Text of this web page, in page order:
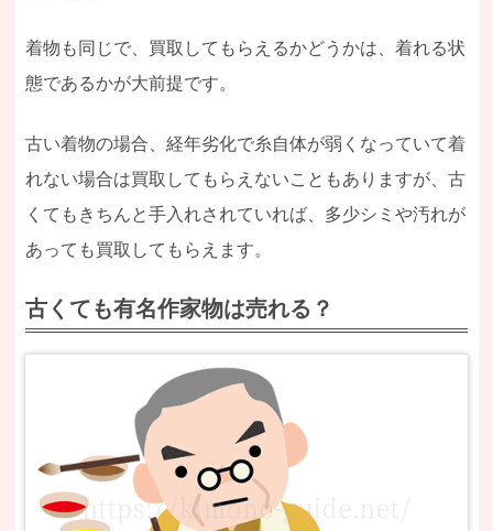
着物も同じで、買取してもらえるかどうかは、着れる状
態であるかが大前提です。
古い着物の場合、経年劣化で糸自体が弱くなっていて着
れない場合は買取してもらえないこともありますが、古
くてもきちんと手入れされていれば、多少シミや汚れが
あっても買取してもらえます。
古くても有名作家物は売れる？